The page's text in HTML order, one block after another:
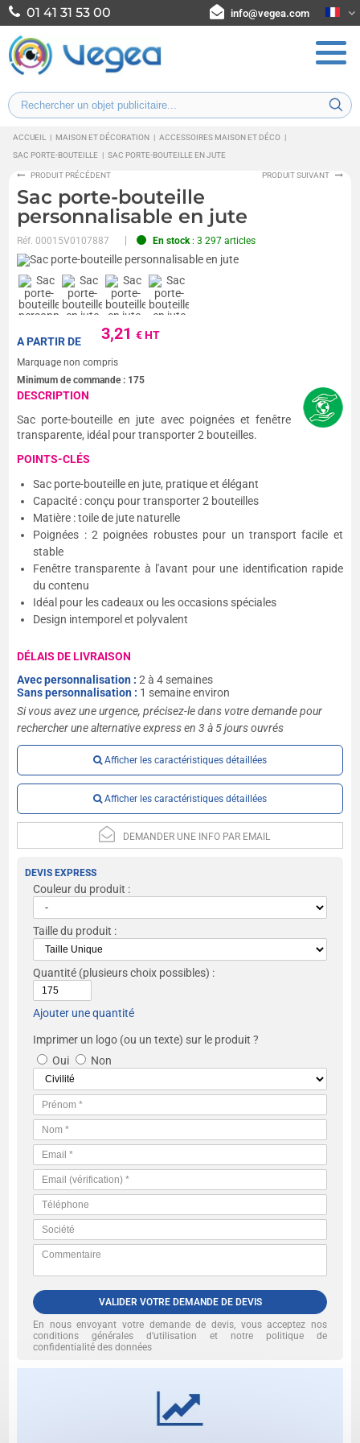
01 41 31 53 00 info@vegea.com
ACCUEIL | MAISON ET DÉCORATION | ACCESSOIRES MAISON ET DÉCO |
SAC PORTE-BOUTEILLE | SAC PORTE-BOUTEILLE EN JUTE
PRODUIT PRÉCÉDENT PRODUIT SUIVANT
Sac porte-bouteille
personnalisable en jute
Réf.00015V0107887 En stock: 3 297 articles
3,21€ HT
A PARTIR DE
Marquage non compris
Minimum de commande : 175
DESCRIPTION
Sac porte-bouteille en jute avec poignées et fenêtre
transparente, idéal pour transporter 2 bouteilles.
POINTS-CLÉS
Sac porte-bouteille en jute, pratique et élégant
Capacité : conçu pour transporter 2 bouteilles
Matière : toile de jute naturelle
Poignées : 2 poignées robustes pour un transport facile et
stable
Fenêtre transparente à l'avant pour une identification rapide
du contenu
Idéal pour les cadeaux ou les occasions spéciales
Design intemporel et polyvalent
DÉLAIS DE LIVRAISON
Avec personnalisation :2 à 4 semaines
Sans personnalisation : 1 semaine environ
Si vous avez une urgence, précisez-le dans votre demande pour
rechercher une alternative express en 3 à 5 jours ouvrés
Afficher les caractéristiques détaillées
Afficher les caractéristiques détaillées
DEMANDER UNE INFO PAR EMAIL
DEVIS EXPRESS
Couleur du produit :
Taille du produit :
Quantité (plusieurs choix possibles) :
Ajouter une quantité
Imprimer un logo (ou un texte) sur le produit ?
Oui
Non
VALIDER VOTRE DEMANDE DE DEVIS
En nous envoyant votre demande de devis, vous acceptez nos
conditions générales d’utilisation et notre politique de
confidentialité des données